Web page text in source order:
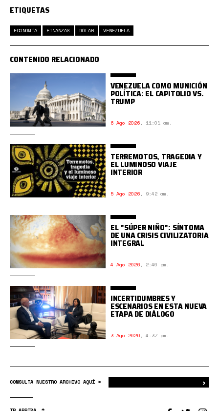
ETIQUETAS
ECONOMÍA FINANZAS DÓLAR VENEZUELA
CONTENIDO RELACIONADO
VENEZUELA COMO MUNICIÓN
POLÍTICA: EL CAPITOLIO VS.
TRUMP
6 Ago 2026, 11:01 am.
TERREMOTOS, TRAGEDIA Y
EL LUMINOSO VIAJE
INTERIOR
5 Ago 2026, 9:42 am.
EL "SÚPER NIÑO": SÍNTOMA
DE UNA CRISIS CIVILIZATORIA
INTEGRAL
4 Ago 2026, 2:40 pm.
INCERTIDUMBRES Y
ESCENARIOS EN ESTA NUEVA
ETAPA DE DIÁLOGO
3 Ago 2026, 4:37 pm.
CONSULTA NUESTRO ARCHIVO AQUÍ > ›